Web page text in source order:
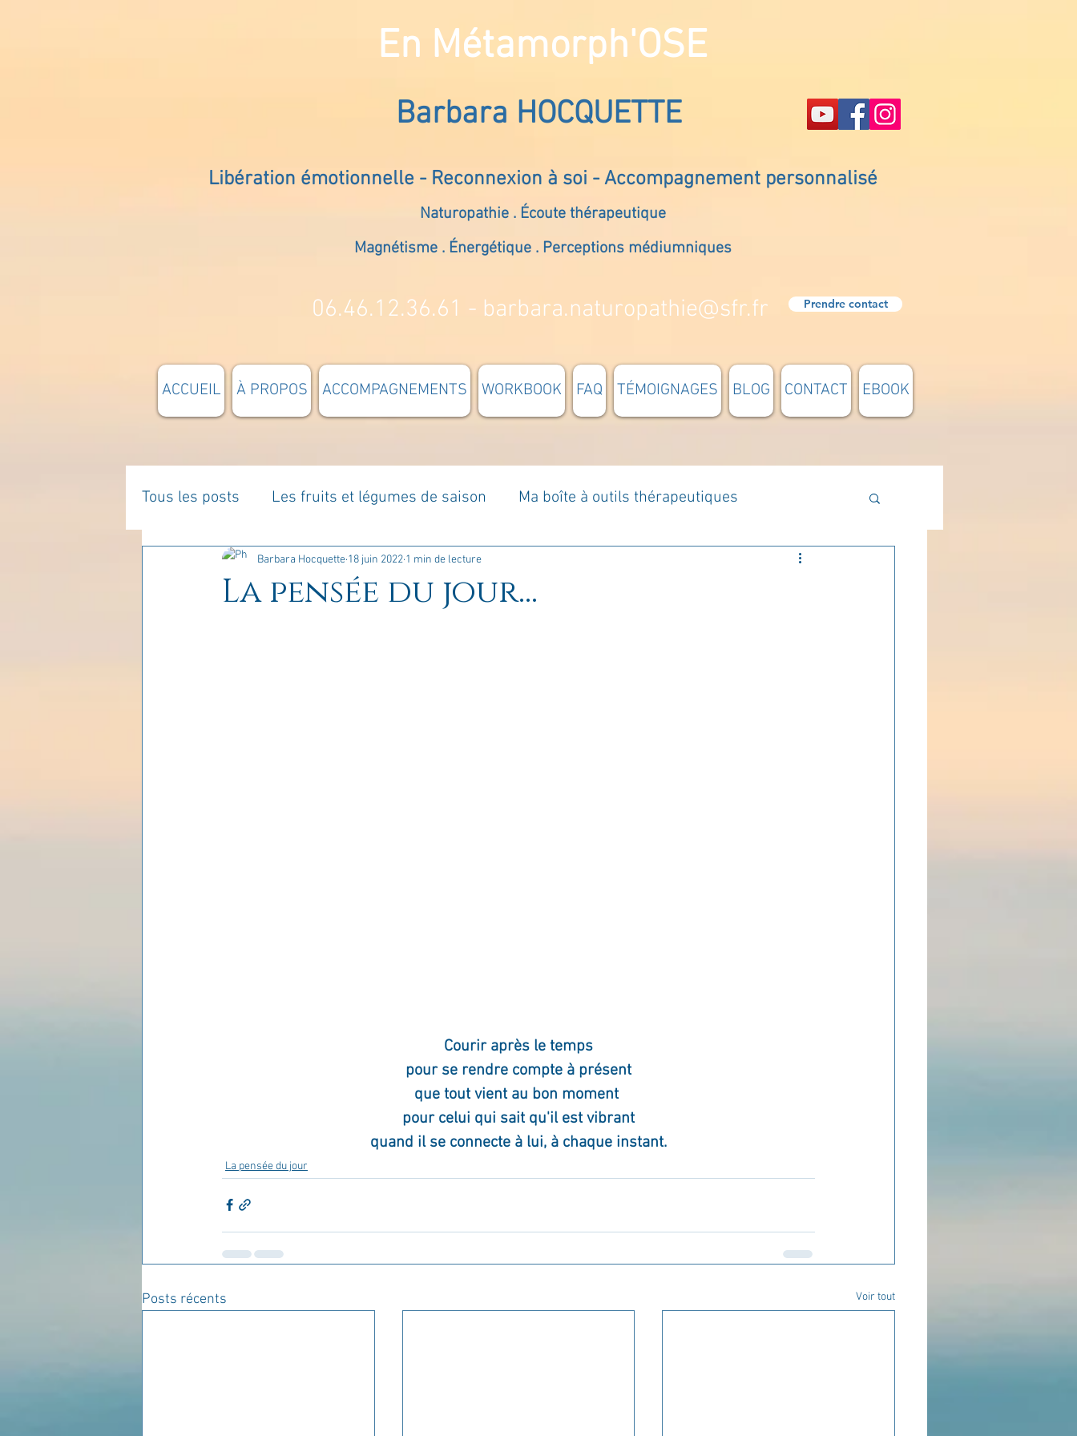
En Métamorph'OSE
Barbara HOCQUETTE
Libération émotionnelle - Reconnexion à soi - Accompagnement personnalisé
Naturopathie . Écoute thérapeutique
Magnétisme . Énergétique . Perceptions médiumniques
06.46.12.36.61 - barbara.naturopathie@sfr.fr Prendre contact
ACCUEIL À PROPOS ACCOMPAGNEMENTS WORKBOOK FAQ TÉMOIGNAGES BLOG CONTACT EBOOK
Tous les posts Les fruits et légumes de saison Ma boîte à outils thérapeutiques
La parentalité De vous à moi... Rome : voyage Méthodologie
La pensée du jour...
Barbara Hocquette 18 juin 2022 1 min de lecture
Courir après le temps
pour se rendre compte à présent
que tout vient au bon moment
pour celui qui sait qu'il est vibrant
quand il se connecte à lui, à chaque instant.
La pensée du jour
Posts récents Voir tout